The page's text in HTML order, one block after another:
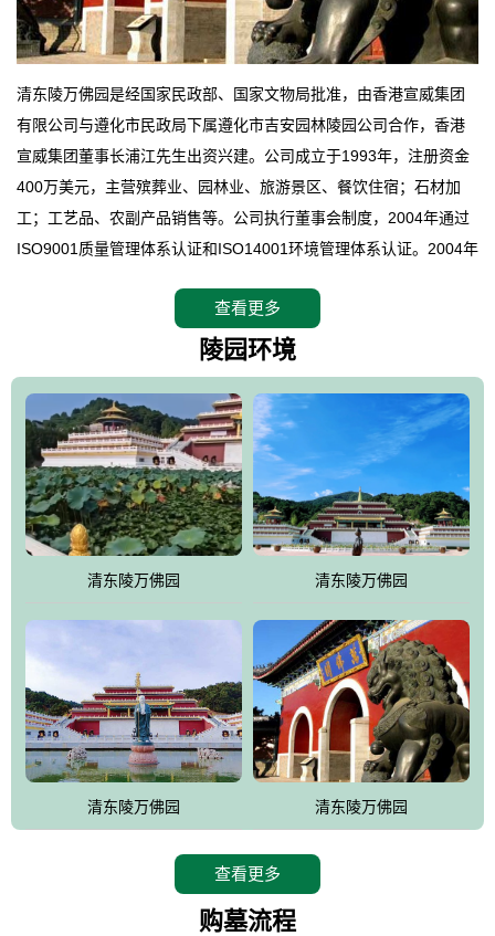
清东陵万佛园是经国家民政部、国家文物局批准，由香港宣威集团
有限公司与遵化市民政局下属遵化市吉安园林陵园公司合作，香港
宣威集团董事长浦江先生出资兴建。公司成立于1993年，注册资金
400万美元，主营殡葬业、园林业、旅游景区、餐饮住宿；石材加
工；工艺品、农副产品销售等。公司执行董事会制度，2004年通过
ISO9001质量管理体系认证和ISO14001环境管理体系认证。2004年
拥有4A级旅游区头衔的花园式陵园，园内建有四星级酒店一座。
万佛园位于遵化市境内，座落在世界文化遗产清东陵地形墙内，地
形绝佳，地理位置优越，交通便利。公司以“建设全国顶级人生后花
园、打造佛教精品旅游圣地”为目标，以海外归侨、国内外知名人士
的墓地安葬、祭祀吊亡并结合旅游参观构成其主要使用功能；以苍
郁绚丽、优雅宜人的园林景观构成其外部形象。通过墓园建设与造
园手法相结合的默契操作，建成一处特色鲜明、服务周全、环境优
美、民族风格突出，与周边文物古迹交相呼应的极具吸引力的花园
式园林。
万佛园工程一期占地448亩，目前完成投资近12亿元人民币，园区采
用全仿古式建筑，寻求与世界文化遗产地清东陵的和谐统一，在园
区建设中寻求陵园建设与景区建设的有机融合，充分发挥独一无二
的地形优势，打造现代艺术园林，建设旅游景观、寺庙、酒店等综
合服务设施，服务于陵园经营，使企业的多元化经营项目相互依
托、相互促进，园区绿化覆盖率达90%。
设计建造各种墓地墓位3万个；主体建筑金宝塔，墓位容量8万个，
能适应不同消费阶层的需求，为客户提供墓碑设计制作服务、特色
查看更多
陵园环境
清东陵万佛园 清东陵万佛园
清东陵万佛园 清东陵万佛园
查看更多
购墓流程